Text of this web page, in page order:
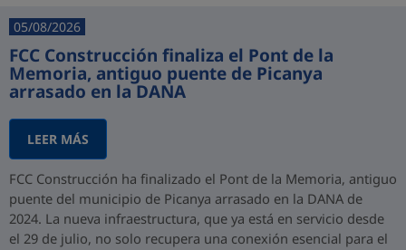
05/08/2026
FCC Construcción finaliza el Pont de la
Memoria, antiguo puente de Picanya
arrasado en la DANA
LEER MÁS
FCC Construcción ha finalizado el Pont de la Memoria, antiguo
puente del municipio de Picanya arrasado en la DANA de
2024. La nueva infraestructura, que ya está en servicio desde
el 29 de julio, no solo recupera una conexión esencial para el